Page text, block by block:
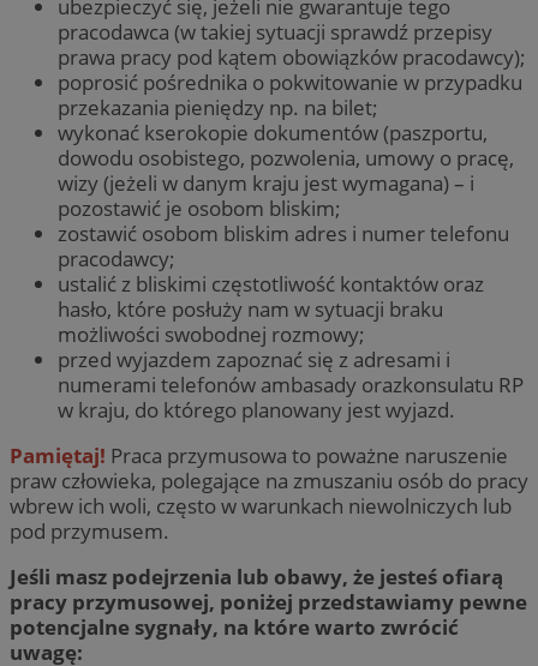
ubezpieczyć się, jeżeli nie gwarantuje tego
pracodawca (w takiej sytuacji sprawdź przepisy
prawa pracy pod kątem obowiązków pracodawcy);
poprosić pośrednika o pokwitowanie w przypadku
przekazania pieniędzy np. na bilet;
wykonać kserokopie dokumentów (paszportu,
dowodu osobistego, pozwolenia, umowy o pracę,
wizy (jeżeli w danym kraju jest wymagana) – i
pozostawić je osobom bliskim;
zostawić osobom bliskim adres i numer telefonu
pracodawcy;
ustalić z bliskimi częstotliwość kontaktów oraz
hasło, które posłuży nam w sytuacji braku
możliwości swobodnej rozmowy;
przed wyjazdem zapoznać się z adresami i
numerami telefonów ambasady orazkonsulatu RP
w kraju, do którego planowany jest wyjazd.
Pamiętaj! Praca przymusowa to poważne naruszenie
praw człowieka, polegające na zmuszaniu osób do pracy
wbrew ich woli, często w warunkach niewolniczych lub
pod przymusem.
Jeśli masz podejrzenia lub obawy, że jesteś ofiarą
pracy przymusowej, poniżej przedstawiamy pewne
potencjalne sygnały, na które warto zwrócić
uwagę: